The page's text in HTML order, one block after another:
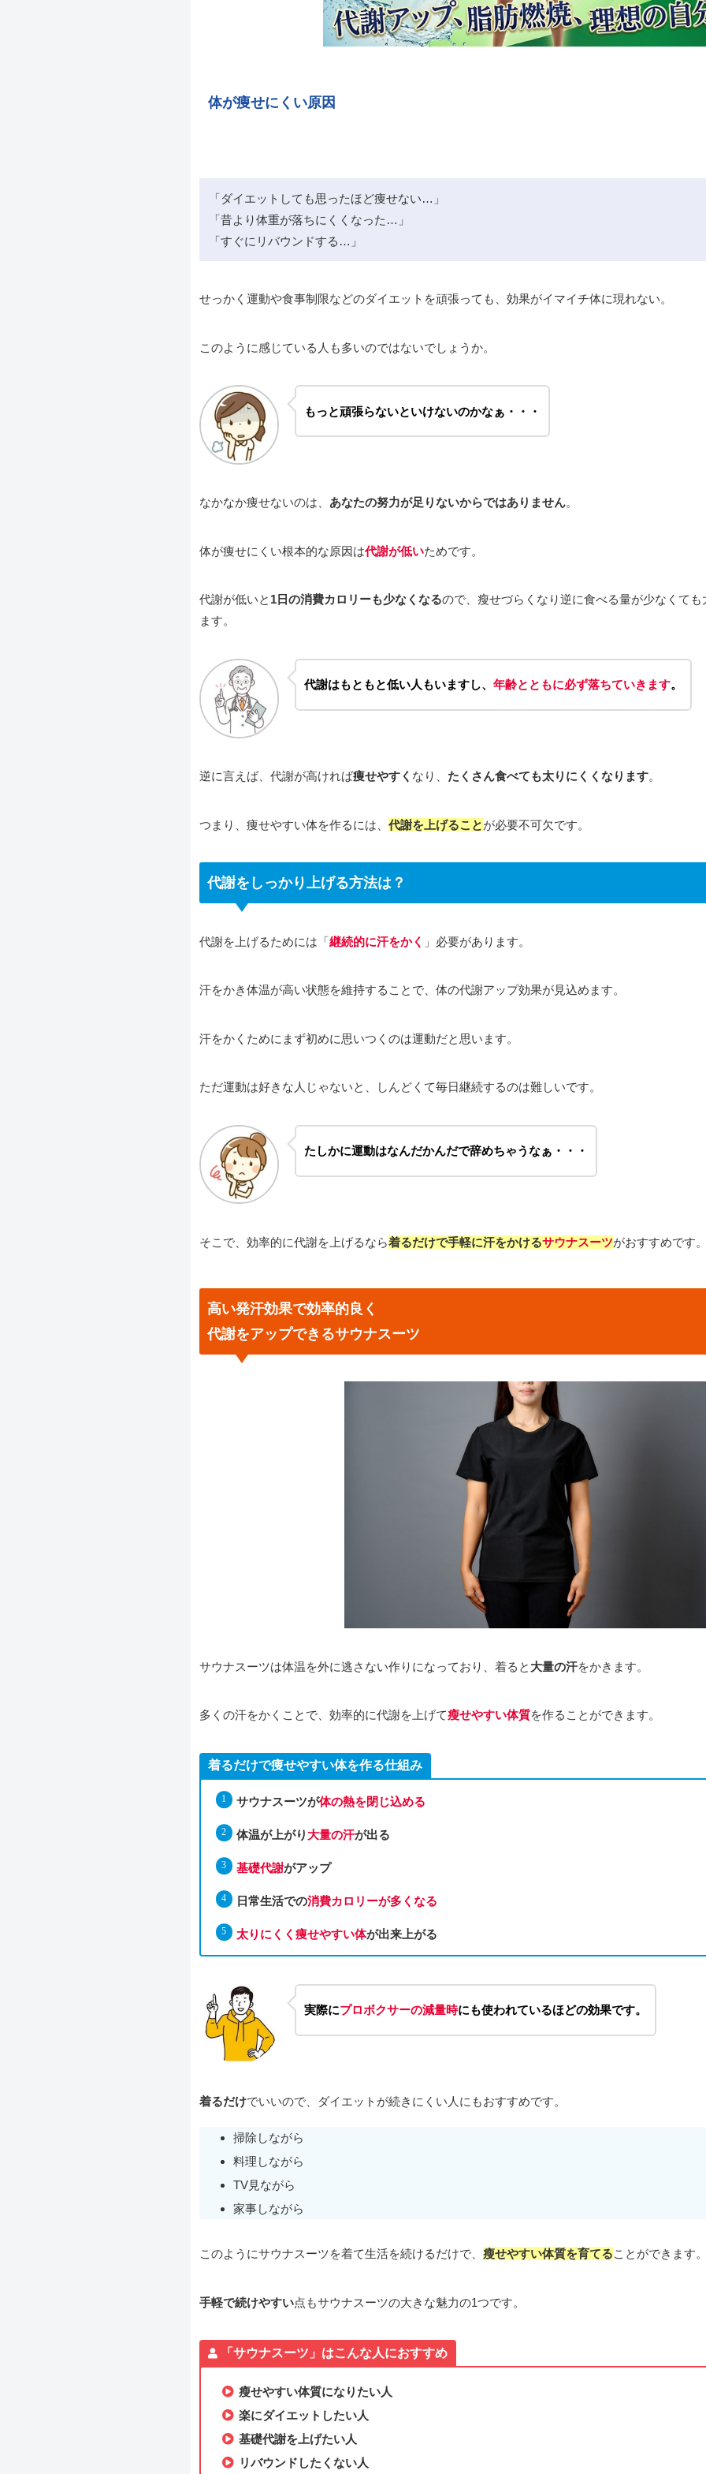
体が痩せにくい原因
「ダイエットしても思ったほど痩せない…」
「昔より体重が落ちにくくなった…」
「すぐにリバウンドする…」
せっかく運動や食事制限などのダイエットを頑張っても、効果がイマイチ体に現れない。
このように感じている人も多いのではないでしょうか。
もっと頑張らないといけないのかなぁ・・・
なかなか痩せないのは、 あなたの努力が足りないからではありません。
体が痩せにくい根本的な原因は代謝が低いためです。
代謝が低いと 1日の消費カロリーも少なくなるので、瘦せづらくなり逆に食べる量が少なくて
ます。
代謝はもともと低い人もいますし、 年齢とともに必ず落ちていきます。
逆に言えば、代謝が高ければ痩せやすく なり、 たくさん食べても太りにくくなります。
つまり、痩せやすい体を作るには、 代謝を上げることが必要不可欠です。
代謝をしっかり上げる方法は ？
代謝を上げるためには「継続的に汗をかく 」必要があります。
汗をかき体温が高い状態を維持することで、体の代謝アップ効果が見込めます。
汗をかくためにまず初めに思いつくのは運動だと思います。
ただ運動は好きな人じゃないと、しんどくて毎日継続するのは難しいです。
たしかに運動はなんだかんだで辞めちゃうなぁ・・・
そこで、効率的に代謝を上げるなら着るだけで手軽に汗をかけるサウナスーツがおすすめです
高い発汗効果で効率的良く
代謝をアップできるサウナスーツ
サウナスーツは体温を外に逃さない作りになっており、着ると 大量の汗をかきます。
多くの汗をかくことで、効率的に代謝を上げて瘦せやすい体質を作ることができます。
着るだけで痩せやすい体を作る仕組み
サウナスーツが体の熱を閉じ込める
体温が上がり 大量の汗が出る
基礎代謝がアップ
日常生活での消費カロリーが多くなる
太りにくく痩せやすい体が出来上がる
実際にプロボクサーの減量時にも使われているほどの効果です。
着るだけでいいので、ダイエットが続きにくい人にもおすすめです。
掃除しながら
料理しながら
TV見ながら
家事しながら
このようにサウナスーツを着て生活を続けるだけで、 瘦せやすい体質を育てることができます
手軽で続けやすい点もサウナスーツの大きな魅力の1つです。
「サウナスーツ」はこんな人におすすめ
瘦せやすい体質になりたい人
楽にダイエットしたい人
基礎代謝を上げたい人
リバウンドしたくない人